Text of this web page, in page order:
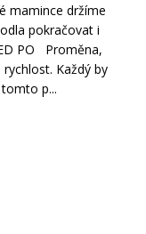
mamince držíme
pokračovat i
PO Proměna,
Každý by
p...